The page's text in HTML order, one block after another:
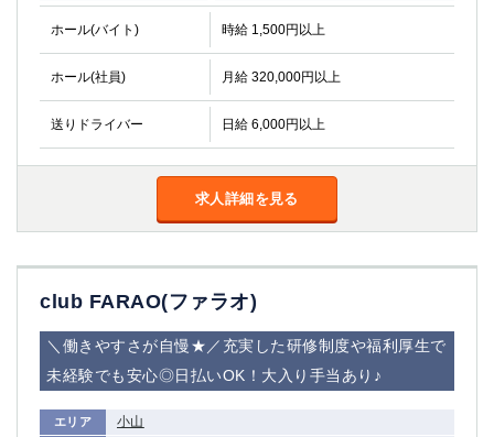
ホール(バイト) 時給 1,500円以上
ホール(社員) 月給 320,000円以上
送りドライバー 日給 6,000円以上
求人詳細を見る
club FARAO(ファラオ)
＼働きやすさが自慢★／充実した研修制度や福利厚生で
未経験でも安心◎日払いOK！大入り手当あり♪
エリア 小山
三軒茶屋（南口）
①歌舞伎町 ②新宿 ③新宿三丁目 ④西
①歌舞伎町 ②新宿 ③西部新宿 ③東新宿
①歌舞伎町 ②新宿
①東武練馬 ②成増・板橋 ③大山 ②池袋
池袋東口
金町
大井町
下赤塚
三鷹
亀戸
水道橋
祖師ヶ谷大蔵
小岩
湯島
久米川
市川
西麻布
五井